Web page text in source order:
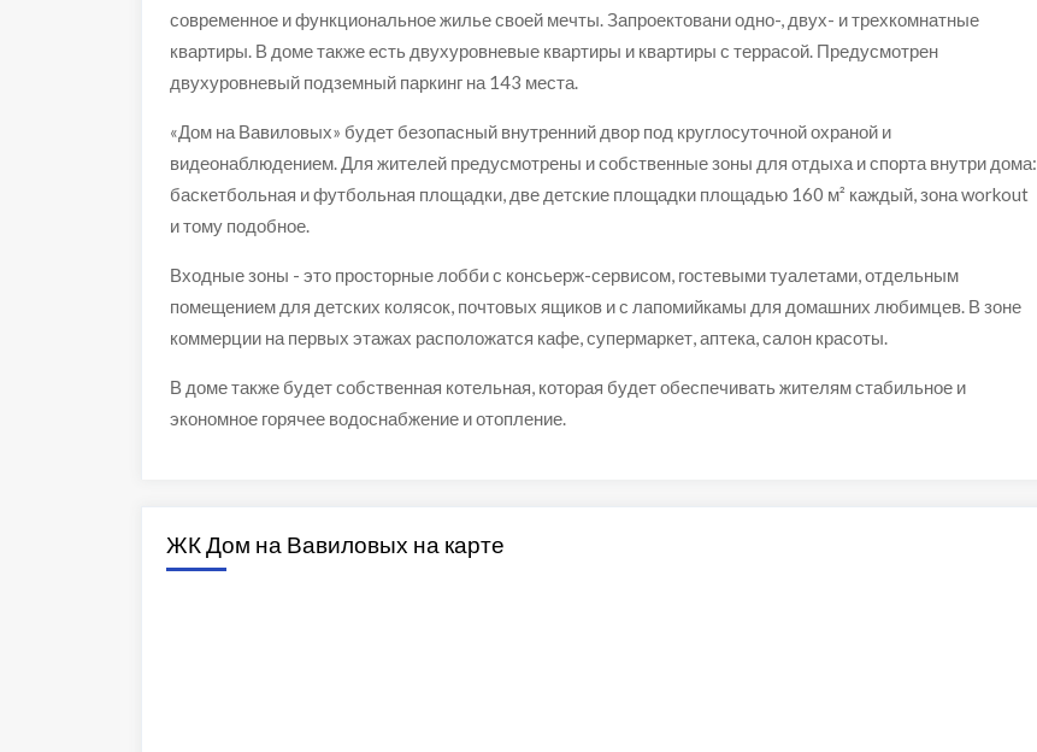
современное и функциональное жилье своей мечты. Запроектовани одно-, двух- и трехкомнатные
квартиры. В доме также есть двухуровневые квартиры и квартиры с террасой. Предусмотрен
двухуровневый подземный паркинг на 143 места.
«Дом на Вавиловых» будет безопасный внутренний двор под круглосуточной охраной и
видеонаблюдением. Для жителей предусмотрены и собственные зоны для отдыха и спорта внутри дома:
баскетбольная и футбольная площадки, две детские площадки площадью 160 м² каждый, зона workout
и тому подобное.
Входные зоны - это просторные лобби с консьерж-сервисом, гостевыми туалетами, отдельным
помещением для детских колясок, почтовых ящиков и с лапомийкамы для домашних любимцев. В зоне
коммерции на первых этажах расположатся кафе, супермаркет, аптека, салон красоты.
В доме также будет собственная котельная, которая будет обеспечивать жителям стабильное и
экономное горячее водоснабжение и отопление.
ЖК Дом на Вавиловых на карте